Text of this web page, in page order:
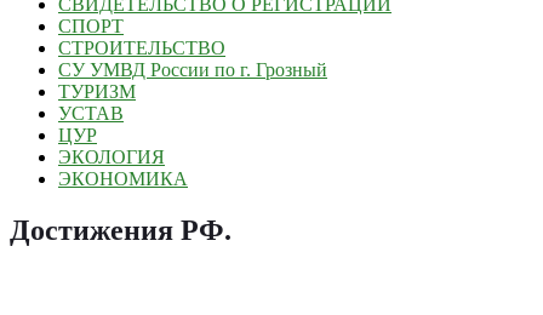
СВИДЕТЕЛЬСТВО О РЕГИСТРАЦИИ
СПОРТ
СТРОИТЕЛЬСТВО
СУ УМВД России по г. Грозный
ТУРИЗМ
УСТАВ
ЦУР
ЭКОЛОГИЯ
ЭКОНОМИКА
Достижения РФ.